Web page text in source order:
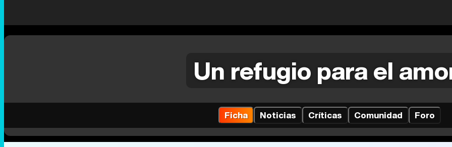
Un refugio para el
Ficha Noticias Críticas Comunidad Foro